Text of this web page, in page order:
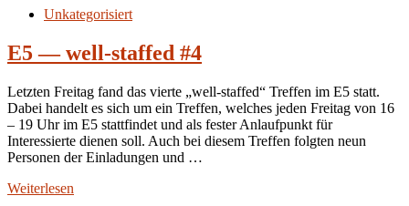
Unkategorisiert
E5 — well-staffed #4
Letzten Freitag fand das vierte „well-staffed“ Treffen im E5 statt.
Dabei handelt es sich um ein Treffen, welches jeden Freitag von 16
– 19 Uhr im E5 stattfindet und als fester Anlaufpunkt für
Interessierte dienen soll. Auch bei diesem Treffen folgten neun
Personen der Einladungen und …
Weiterlesen